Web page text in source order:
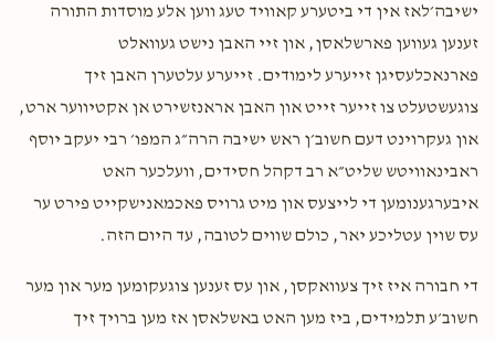
ישיבה׳לאז אין די ביטערע קאוויד טעג ווען אלע מוסדות התורה
זענען געווען פארשלאסן, און זיי האבן נישט געוואלט
פארנאכלעסיגן זייערע לימודים. זייערע עלטערן האבן זיך
צוגעשטעלט צו זייער זייט און האבן אראנזשירט אן אקטיווער ארט,
און געקרוינט דעם חשוב׳ן ראש ישיבה הרה״ג המפו׳ רבי יעקב יוסף
ראבינאוויטש שליט״א רב דקהל חסידים, וועלכער האט
איבערגענומען די לייצעס און מיט גרויס פאכמאנישקייט פירט ער
עס שוין עטליכע יאר, כולם שווים לטובה, עד היום הזה.
די חבורה איז זיך צעוואקסן, און עס זענען צוגעקומען מער און מער
חשוב׳ע תלמידים, ביז מען האט באשלאסן אז מען ברויך זיך